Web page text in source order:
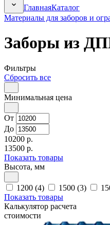
ГлавнаяКаталог
Материалы для заборов и
Заборы из
Фильтры
Сбросить все
Минимальная цена
От
До
10200 р.
13500 р.
Показать товары
Высота, мм
1200 (4) 1500 (3)
Показать товары
Калькулятор расчета
стоимости